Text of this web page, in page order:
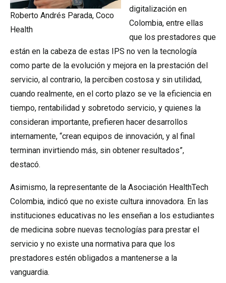
Roberto Andrés Parada, Coco
Health
digitalización en
Colombia, entre ellas
que los prestadores que
están en la cabeza de estas IPS no ven la tecnología
como parte de la evolución y mejora en la prestación del
servicio, al contrario, la perciben costosa y sin utilidad,
cuando realmente, en el corto plazo se ve la eficiencia en
tiempo, rentabilidad y sobretodo servicio, y quienes la
consideran importante, prefieren hacer desarrollos
internamente, “crean equipos de innovación, y al final
terminan invirtiendo más, sin obtener resultados”,
destacó.
Asimismo, la representante de la Asociación HealthTech
Colombia, indicó que no existe cultura innovadora. En las
instituciones educativas no les enseñan a los estudiantes
de medicina sobre nuevas tecnologías para prestar el
servicio y no existe una normativa para que los
prestadores estén obligados a mantenerse a la
vanguardia.